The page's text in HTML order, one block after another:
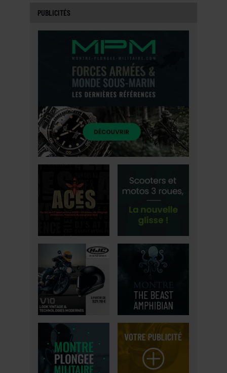
PUBLICITÉS